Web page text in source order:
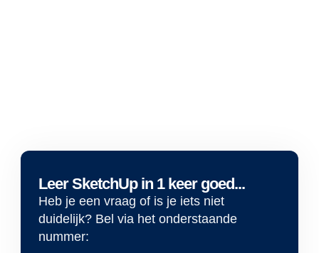
Leer SketchUp in 1 keer goed...
Heb je een vraag of is je iets niet
duidelijk? Bel via het onderstaande
nummer: